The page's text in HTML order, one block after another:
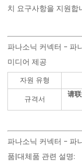
치 요구사항을 지원합
파나소닉 커넥터 - 파
미디어 제공
자원 유형
규격서
请
파나소닉 커넥터 - 파
품|대체품 관련 설명: